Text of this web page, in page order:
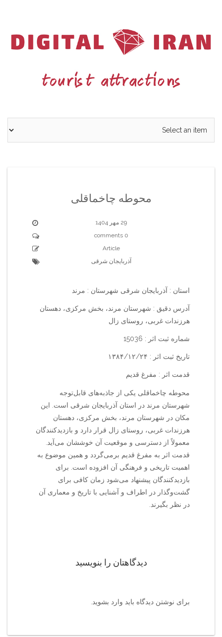
محوطه چاخماقلی
29 مهر 1404
0 comments
Article
آذربایجان شرقی
استان : آذربایجان شرقی شهرستان : مرند
آدرس دقیق : شهرستان مرند، بخش مرکزی، دهستان
هرزندات غربی، روستای زال
شماره ثبت اثر : 15036
تاریخ ثبت اثر : ۱۳۸۴/۱۲/۲۴
قدمت اثر : مفرغ قدیم
محوطه چاخماقلی یکی از جاذبه‌های قابل‌توجه
شهرستان مرند در استان آذربایجان شرقی است. این
مکان در شهرستان مرند، بخش مرکزی، دهستان
هرزندات غربی، روستای زال قرار دارد و بازدیدکنندگان
معمولاً از دسترسی و موقعیت آن خوششان می‌آید.
قدمت اثر به مفرغ قدیم برمی‌گردد و همین موضوع به
اهمیت تاریخی و فرهنگی آن افزوده است. برای
بازدیدکنندگان پیشنهاد می‌شود زمان کافی برای
گشت‌وگذار در اطراف و آشنایی با تاریخ و معماری آن
در نظر بگیرند.
دیدگاهتان را بنویسید
برای نوشتن دیدگاه باید وارد بشوید